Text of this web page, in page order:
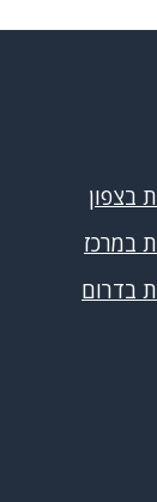
בצפון
במרכז
בדרום